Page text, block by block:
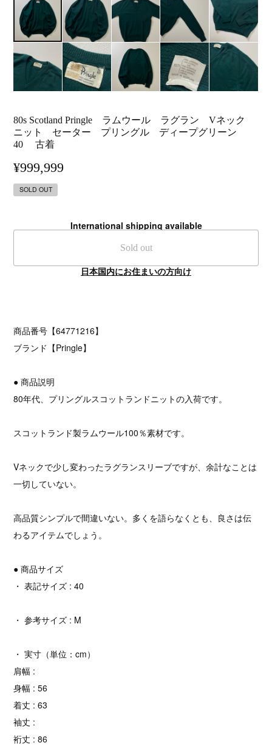
80s Scotland Pringle ラムウール ラグラン Vネック
ニット セーター プリングル ディープグリーン
40 古着
¥999,999
SOLD OUT
International shipping available
Sold out
日本国内にお住まいの方向け
商品番号【64771216】
ブランド【Pringle】
● 商品説明
80年代、プリングルスコットランドニットの入荷です。
スコットランド製ラムウール100％素材です。
Vネックで少し変わったラグランスリーブですが、余計なことは
一切していない。
高品質シンプルで間違いない。多くを語らなくとも、良さは伝
わるアイテムでしょう。
● 商品サイズ
・ 表記サイズ : 40
・ 参考サイズ : M
・ 実寸（単位：cm）
肩幅 :
身幅 : 56
着丈 : 63
袖丈 :
裄丈 : 86